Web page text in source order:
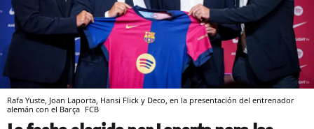
Rafa Yuste, Joan Laporta, Hansi Flick y Deco, en la presentación del entrenador
alemán con el Barça FCB